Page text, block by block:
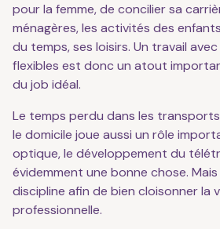
pour la femme, de concilier sa
ménagères, les activités des
du temps, ses loisirs. Un travail
flexibles est donc un atout
du job idéal.
Le temps perdu dans les
le domicile joue aussi un rôle
optique, le développement du
évidemment une bonne chose.
discipline afin de bien cloisonner la
professionnelle.